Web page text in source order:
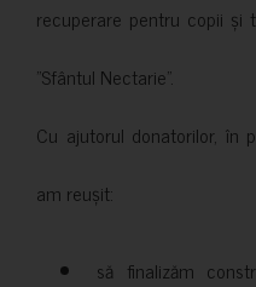
recuperare pentru copii și
”Sfântul Nectarie”.
Cu ajutorul donatorilor,
am reușit:
să finalizăm